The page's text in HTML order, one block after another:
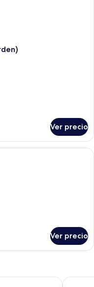
Ver precio
cenando en una mesa al
Ver precio
Castello